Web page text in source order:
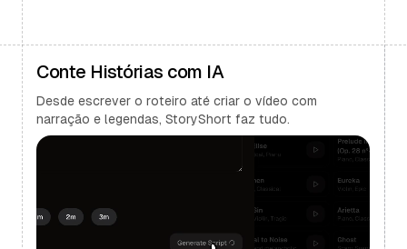
Conte Histórias com IA
Desde escrever o roteiro até criar o vídeo com
narração e legendas, StoryShort faz tudo.